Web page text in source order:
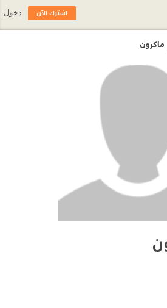
ماكرون
اشترك الآن دخول